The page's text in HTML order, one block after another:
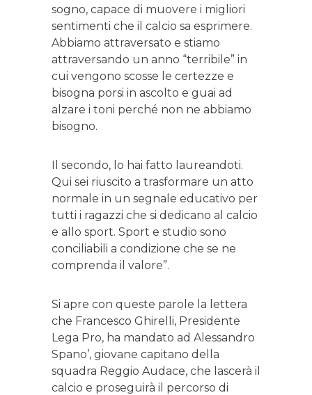
sogno, capace di muovere i migliori
sentimenti che il calcio sa esprimere.
Abbiamo attraversato e stiamo
attraversando un anno “terribile” in
cui vengono scosse le certezze e
bisogna porsi in ascolto e guai ad
alzare i toni perché non ne abbiamo
bisogno.
Il secondo, lo hai fatto laureandoti.
Qui sei riuscito a trasformare un atto
normale in un segnale educativo per
tutti i ragazzi che si dedicano al calcio
e allo sport. Sport e studio sono
conciliabili a condizione che se ne
comprenda il valore”.
Si apre con queste parole la lettera
che Francesco Ghirelli, Presidente
Lega Pro, ha mandato ad Alessandro
Spano’, giovane capitano della
squadra Reggio Audace, che lascerà il
calcio e proseguirà il percorso di